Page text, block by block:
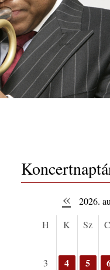
« 2026.
H K Sz
3
4 5